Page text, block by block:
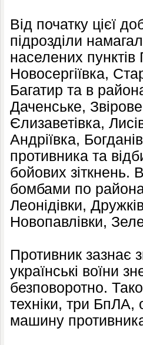
Від початку цієї
підрозділи
населених
Новосергіївка,
Багатир та в
Даченське,
Єлизаветівка,
Андріївка,
противника та
бойових зіткнень.
бомбами по
Леонідівки,
Новопавлівки,
Противник зазнає
українські воїни
безповоротно.
техніки, три
машину